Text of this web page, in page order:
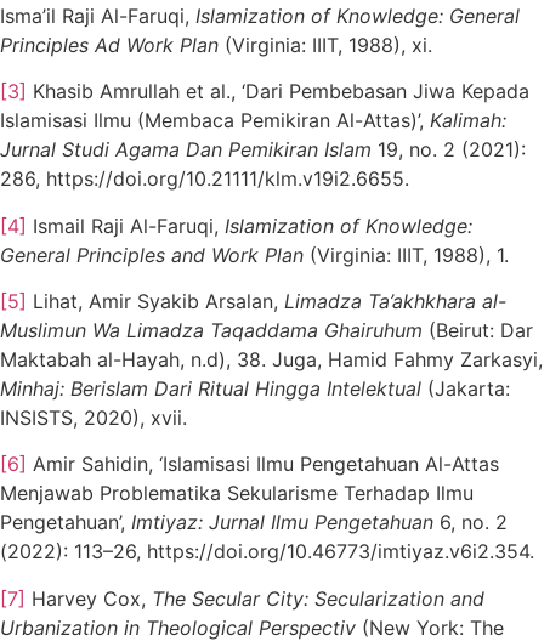
Isma’il Raji Al-Faruqi, Islamization of Knowledge: General
Principles Ad Work Plan (Virginia: IIIT, 1988), xi.
[3] Khasib Amrullah et al., ‘Dari Pembebasan Jiwa Kepada
Islamisasi Ilmu (Membaca Pemikiran Al-Attas)’, Kalimah:
Jurnal Studi Agama Dan Pemikiran Islam 19, no. 2 (2021):
286, https://doi.org/10.21111/klm.v19i2.6655.
[4] Ismail Raji Al-Faruqi, Islamization of Knowledge:
General Principles and Work Plan (Virginia: IIIT, 1988), 1.
[5] Lihat, Amir Syakib Arsalan, Limadza Ta’akhkhara al-
Muslimun Wa Limadza Taqaddama Ghairuhum (Beirut: Dar
Maktabah al-Hayah, n.d), 38. Juga, Hamid Fahmy Zarkasyi,
Minhaj: Berislam Dari Ritual Hingga Intelektual (Jakarta:
INSISTS, 2020), xvii.
[6] Amir Sahidin, ‘Islamisasi Ilmu Pengetahuan Al-Attas
Menjawab Problematika Sekularisme Terhadap Ilmu
Pengetahuan’, Imtiyaz: Jurnal Ilmu Pengetahuan 6, no. 2
(2022): 113–26, https://doi.org/10.46773/imtiyaz.v6i2.354.
[7] Harvey Cox, The Secular City: Secularization and
Urbanization in Theological Perspectiv (New York: The